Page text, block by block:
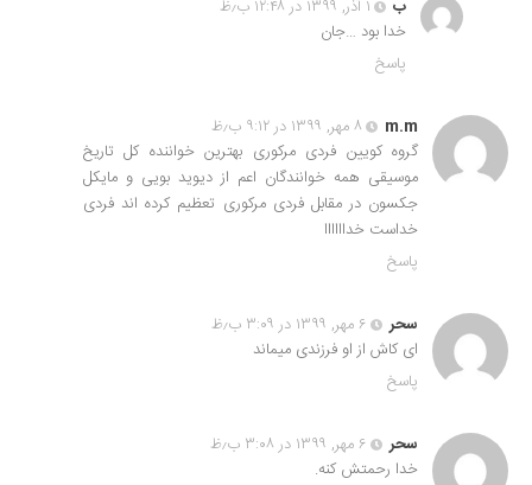
ب
۱ آذر, ۱۳۹۹ در ۱۲:۴۸ ب٫ظ
خدا بود …جان
پاسخ
m.m
۸ مهر, ۱۳۹۹ در ۹:۱۲ ب٫ظ
گروه کویین فردی مرکوری بهترین خواننده کل تاریخ
موسیقی همه خوانندگان اعم از دیوید بویی و مایکل
جکسون در مقابل فردی مرکوری تعظیم کرده اند فردی
خداست خداااااا
پاسخ
سحر
۶ مهر, ۱۳۹۹ در ۳:۰۹ ب٫ظ
ای کاش از او فرزندی میماند
پاسخ
سحر
۶ مهر, ۱۳۹۹ در ۳:۰۸ ب٫ظ
خدا رحمتش کنه.